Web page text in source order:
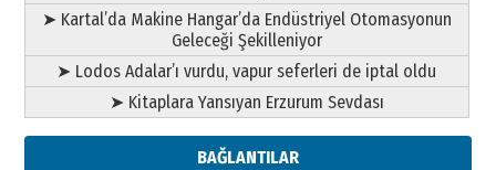
➤ Kartal’da Makine Hangar’da Endüstriyel Otomasyonun
Geleceği Şekilleniyor
➤ Lodos Adalar’ı vurdu, vapur seferleri de iptal oldu
➤ Kitaplara Yansıyan Erzurum Sevdası
BAĞLANTILAR